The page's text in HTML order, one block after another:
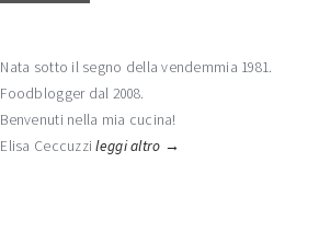
Nata sotto il segno della vendemmia 1981.
Foodblogger dal 2008.
Benvenuti nella mia cucina!
Elisa Ceccuzzileggi altro →